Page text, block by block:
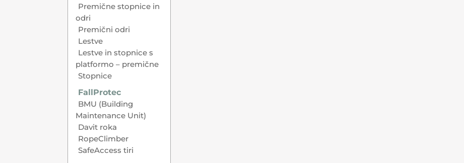
Premične stopnice in
odri
Premični odri
Lestve
Lestve in stopnice s
platformo – premične
Stopnice
FallProtec
BMU (Building
Maintenance Unit)
Davit roka
RopeClimber
SafeAccess tiri